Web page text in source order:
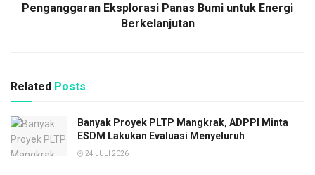
Penganggaran Eksplorasi Panas Bumi untuk Energi
Berkelanjutan
Related Posts
Banyak Proyek PLTP Mangkrak, ADPPI Minta
ESDM Lakukan Evaluasi Menyeluruh
24 JULI 2026